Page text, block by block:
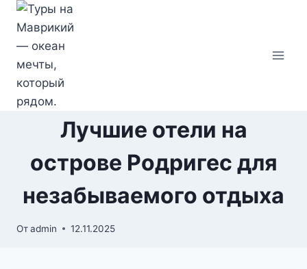
Перейти
содержимому
Лучшие отели на
острове Родригес для
незабываемого отдыха
Отadmin 12.11.2025